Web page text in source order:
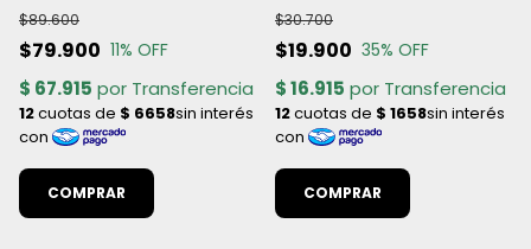
medidas)
$79.900
$89.600
11% OFF
COMPRAR
2½Plazas, Queen y King
$19.900
$30.700
35% OFF
COMPRAR